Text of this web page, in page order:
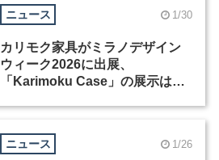
ニュース 1/30
カリモク家具がミラノデザイン
ウィーク2026に出展、
「Karimoku Case」の展示は過
ニュース 1/26